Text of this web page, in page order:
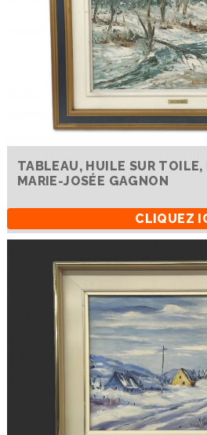
TABLEAU, HUILE SUR TOILE,
MARIE-JOSÉE GAGNON
CLIQUEZ